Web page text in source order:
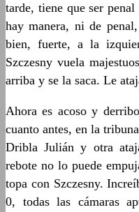
tarde, tiene que ser
hay manera, ni de
bien, fuerte, a la
Szczesny vuela
arriba y se la saca. Le
Ahora es acoso y
cuanto antes, en la
Dribla Julián y otra
rebote no lo puede
topa con Szczesny.
0, todas las cámaras